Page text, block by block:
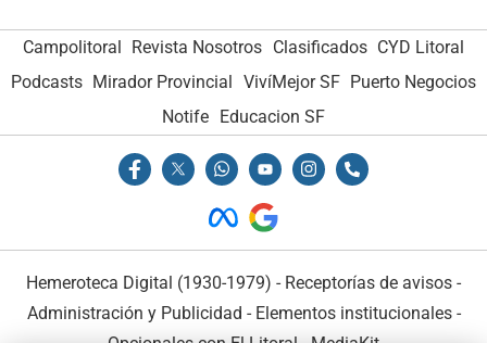
Campolitoral Revista Nosotros Clasificados CYD Litoral
Podcasts Mirador Provincial VivíMejor SF Puerto Negocios
Notife Educacion SF
Hemeroteca Digital (1930-1979) - Receptorías de avisos -
Administración y Publicidad - Elementos institucionales-